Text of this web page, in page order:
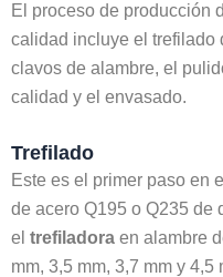
El proceso de producción
calidad incluye el trefilado
clavos de alambre, el
calidad y el envasado.
Trefilado
Este es el primer paso en
de acero Q195 o Q235 de
el trefiladora en alambre
mm, 3,5 mm, 3,7 mm y